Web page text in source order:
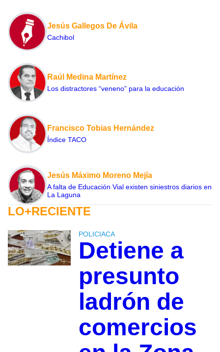
Jesús Gallegos De Ávila
Cachibol
Raúl Medina Martínez
Los distractores “veneno” para la educación
Francisco Tobias Hernández
Índice TACO
Jesús Máximo Moreno Mejía
A falta de Educación Vial existen siniestros diarios en
La Laguna
LO+RECIENTE
POLICIACA
Detiene a
presunto
ladrón de
comercios